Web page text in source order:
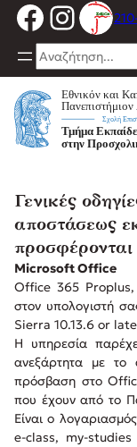
Μετάβαση
στο
περιεχόμενο
Search
Γενικές
αποστάσεως
Microsoft Office
Office 365 Proplus,
στον υπολογιστή
Sierra 10.13.6 or
Η υπηρεσία
ανεξάρτητα με το
πρόσβαση στο
που έχουν από το
Είναι ο
e-class, my-studies